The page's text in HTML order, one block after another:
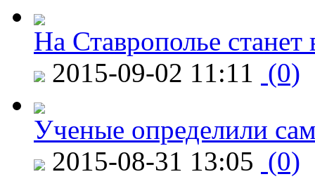
На Ставрополье
2015-09-02 11:11 (0)
Ученые определили
2015-08-31 13:05 (0)